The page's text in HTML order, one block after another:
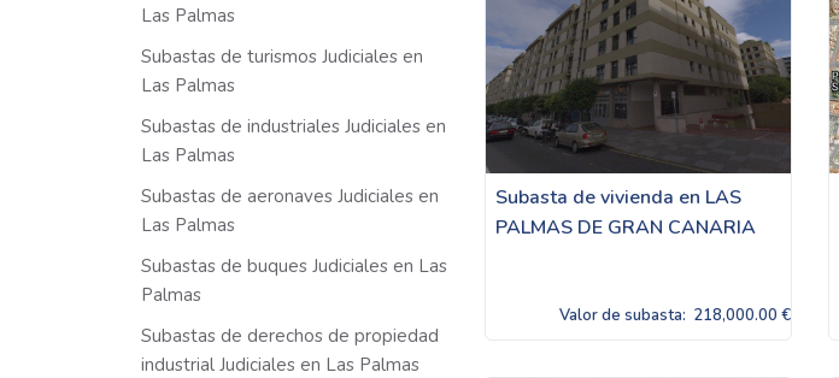
Las Palmas
Subastas de turismos Judiciales en
Las Palmas
Subastas de industriales Judiciales en
Las Palmas
Subastas de aeronaves Judiciales en
Las Palmas
Subastas de buques Judiciales en Las
Palmas
Subastas de derechos de propiedad
industrial Judiciales en Las Palmas
Subasta de vivienda en LAS
PALMAS DE GRAN CANARIA
Valor de subasta: 218,000.00 €